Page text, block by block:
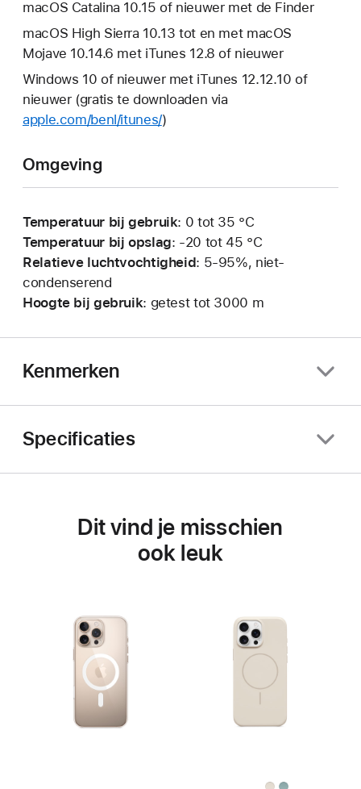
macOS Catalina 10.15 of nieuwer met de Finder
macOS High Sierra 10.13 tot en met macOS
Mojave 10.14.6 met iTunes 12.8 of nieuwer
Windows 10 of nieuwer met iTunes 12.12.10 of
nieuwer (gratis te downloaden via
apple.com/benl/itunes/)
Omgeving
Temperatuur bij gebruik: 0 tot 35 °C
Temperatuur bij opslag: ‑20 tot 45 °C
Relatieve luchtvochtigheid: 5-95%, niet-
condenserend
Hoogte bij gebruik: getest tot 3000 m
Kenmerken
Specificaties
Dit vind je misschien
ook leuk